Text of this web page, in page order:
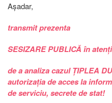
Așadar,
transmit prezenta
SESIZARE PUBLICĂ în
de a analiza cazul ȚIPLEA
autorizația de acces la
de serviciu, secrete de stat!